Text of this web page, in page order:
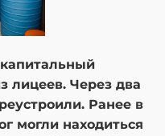
лицеев. Через два
Ранее в
могли находиться